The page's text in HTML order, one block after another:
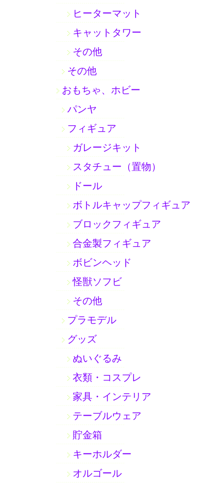
ヒーターマット
キャットタワー
その他
その他
おもちゃ、ホビー
パンヤ
フィギュア
ガレージキット
スタチュー（置物）
ドール
ボトルキャップフィギュア
ブロックフィギュア
合金製フィギュア
ボビンヘッド
怪獣ソフビ
その他
プラモデル
グッズ
ぬいぐるみ
衣類・コスプレ
家具・インテリア
テーブルウェア
貯金箱
キーホルダー
オルゴール